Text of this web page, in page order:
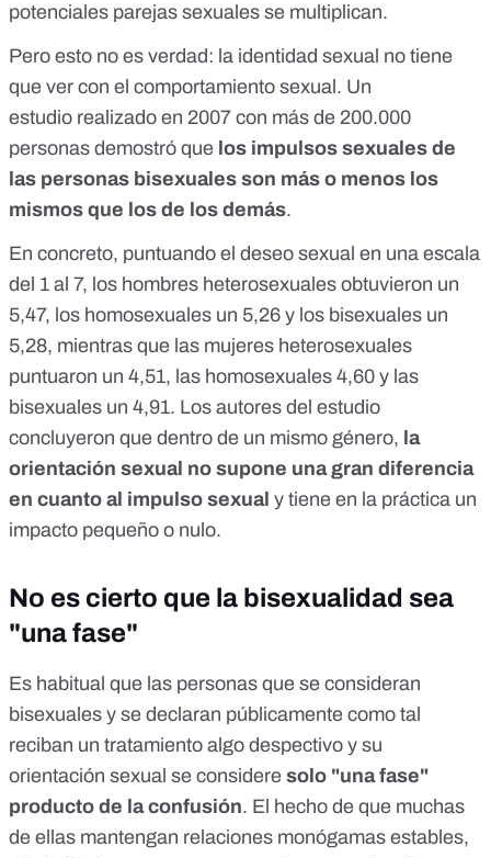
potenciales parejas sexuales se multiplican.
Pero esto no es verdad: la identidad sexual no tiene
que ver con el comportamiento sexual. Un
estudio realizado en 2007 con más de 200.000
personas demostró que los impulsos sexuales de
las personas bisexuales son más o menos los
mismos que los de los demás.
En concreto, puntuando el deseo sexual en una escala
del 1 al 7, los hombres heterosexuales obtuvieron un
5,47, los homosexuales un 5,26 y los bisexuales un
5,28, mientras que las mujeres heterosexuales
puntuaron un 4,51, las homosexuales 4,60 y las
bisexuales un 4,91. Los autores del estudio
concluyeron que dentro de un mismo género, la
orientación sexual no supone una gran diferencia
en cuanto al impulso sexual y tiene en la práctica un
impacto pequeño o nulo.
No es cierto que la bisexualidad sea
"una fase"
Es habitual que las personas que se consideran
bisexuales y se declaran públicamente como tal
reciban un tratamiento algo despectivo y su
orientación sexual se considere solo "una fase"
producto de la confusión. El hecho de que muchas
de ellas mantengan relaciones monógamas estables,